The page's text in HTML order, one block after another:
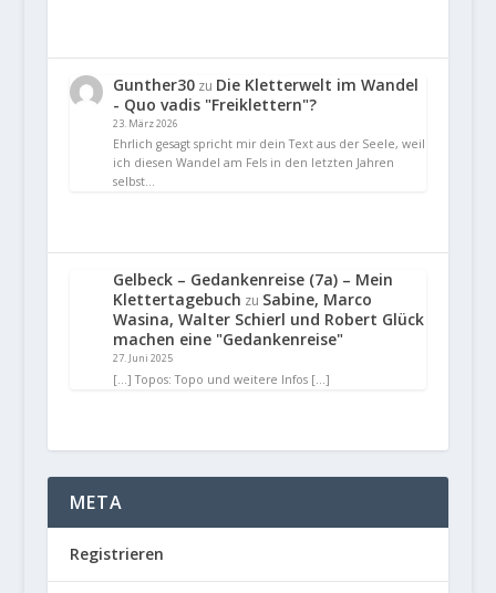
Gunther30zu Die Kletterwelt im Wandel
- Quo vadis "Freiklettern"?
23. März 2026
Ehrlich gesagt spricht mir dein Text aus der Seele, weil
ich diesen Wandel am Fels in den letzten Jahren
selbst…
Gelbeck – Gedankenreise (7a) – Mein
Klettertagebuch zu Sabine, Marco
Wasina, Walter Schierl und Robert Glück
machen eine "Gedankenreise"
27. Juni 2025
[…] Topos: Topo und weitere Infos […]
META
Registrieren